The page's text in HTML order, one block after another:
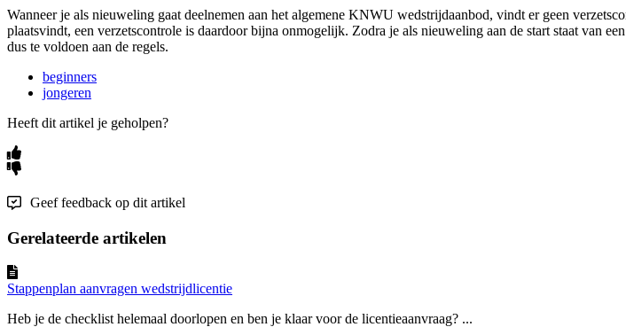
Wanneer je als nieuweling gaat deelnemen aan het algemene KNWU wedstrijdaanbod, vindt er geen
plaatsvindt, een verzetscontrole is daardoor bijna onmogelijk. Zodra je als nieuweling aan de start staat van
dus te voldoen aan de regels.
beginners
jongeren
Heeft dit artikel je geholpen?
Geef feedback op dit artikel
Gerelateerde artikelen
Stappenplan aanvragen wedstrijdlicentie
Heb je de checklist helemaal doorlopen en ben je klaar voor de licentieaanvraag? ...